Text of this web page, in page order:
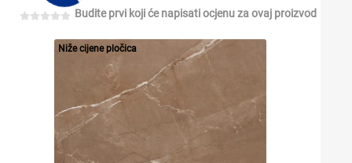
Budite prvi koji će napisati ocjenu za ovaj proizvod
Niže cijene pločica